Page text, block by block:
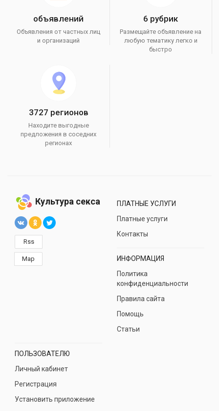
объявлений
Объявления от частных лиц
и организаций
6 рубрик
Размещайте объявление на
любую тематику легко и
быстро
3727 регионов
Находите выгодные
предложения в соседних
регионах
Культура секса
Rss
Map
ПЛАТНЫЕ УСЛУГИ
Платные услуги
Контакты
ИНФОРМАЦИЯ
Политика
конфиденциальности
Правила сайта
Помощь
Статьи
ПОЛЬЗОВАТЕЛЮ
Личный кабинет
Регистрация
Установить приложение